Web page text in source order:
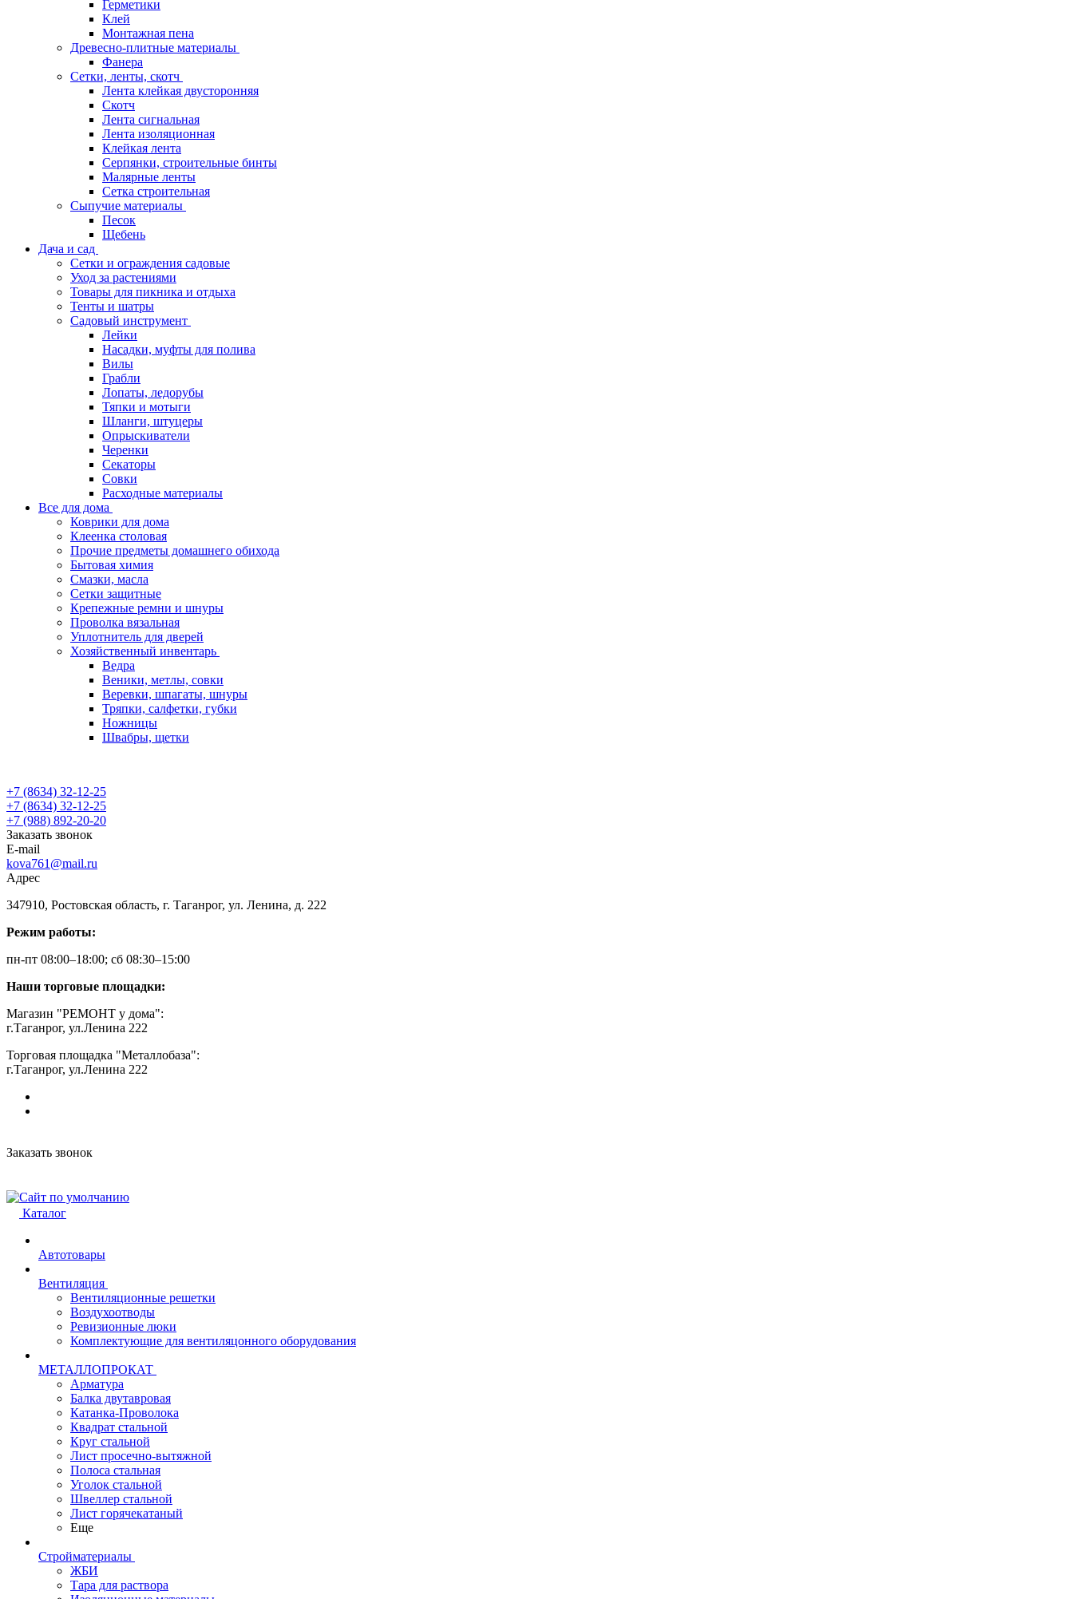
Герметики
Клей
Монтажная пена
Древесно-плитные материалы
Фанера
Сетки, ленты, скотч
Лента клейкая двусторонняя
Скотч
Лента сигнальная
Лента изоляционная
Клейкая лента
Серпянки, строительные бинты
Малярные ленты
Сетка строительная
Сыпучие материалы
Песок
Щебень
Дача и сад
Сетки и ограждения садовые
Уход за растениями
Товары для пикника и отдыха
Тенты и шатры
Садовый инструмент
Лейки
Насадки, муфты для полива
Вилы
Грабли
Лопаты, ледорубы
Тяпки и мотыги
Шланги, штуцеры
Опрыскиватели
Черенки
Секаторы
Совки
Расходные материалы
Все для дома
Коврики для дома
Клеенка столовая
Прочие предметы домашнего обихода
Бытовая химия
Смазки, масла
Сетки защитные
Крепежные ремни и шнуры
Проволка вязальная
Уплотнитель для дверей
Хозяйственный инвентарь
Ведра
Веники, метлы, совки
Веревки, шпагаты, шнуры
Тряпки, салфетки, губки
Ножницы
Швабры, щетки
+7 (8634) 32-12-25
+7 (8634) 32-12-25
+7 (988) 892-20-20
Заказать звонок
E-mail
kova761@mail.ru
Адрес
347910, Ростовская область, г. Таганрог, ул. Ленина, д. 222
Режим работы:
пн-пт 08:00–18:00; сб 08:30–15:00
Наши торговые площадки:
Магазин "РЕМОНТ у дома":
г.Таганрог, ул.Ленина 222
Торговая площадка "Металлобаза":
г.Таганрог, ул.Ленина 222
Заказать звонок
Каталог
Автотовары
Вентиляция
Вентиляционные решетки
Воздухоотводы
Ревизионные люки
Комплектующие для вентиляцонного оборудования
МЕТАЛЛОПРОКАТ
Арматура
Балка двутавровая
Катанка-Проволока
Квадрат стальной
Круг стальной
Лист просечно-вытяжной
Полоса стальная
Уголок стальной
Швеллер стальной
Лист горячекатаный
Еще
Стройматериалы
ЖБИ
Тара для раствора